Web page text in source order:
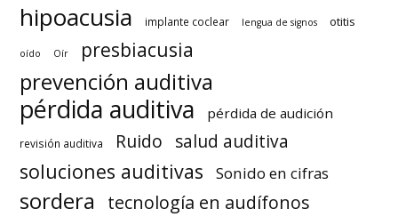
hipoacusia implante coclear lengua de signos otitis
oído Oír presbiacusia
prevención auditiva
pérdida auditiva pérdida de audición
revisión auditiva Ruido salud auditiva
soluciones auditivas Sonido en cifras
sordera tecnología en audífonos